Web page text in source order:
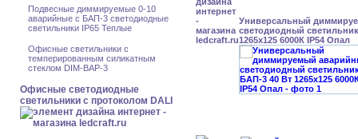
Подвесные диммируемые 0-10
аварийные с БАП-3 светодиодные
светильники IP65 Теплые
Офисные светильники с
темперированным силикатным
стеклом DIM-BAP-3
Офисные светодиодные
светильники с протоколом DALI
Универсальный
светодиодный
1265x125 6000К IP54 Опал